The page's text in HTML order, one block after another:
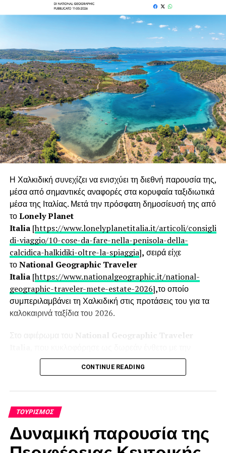
οικονομική σταθερότητα.
Η αύξηση του τουρισμού στην Ελλάδα αποτελεί ένα θετικό
φαινόμενο με ευρείες επιδράσεις. Η χώρα αναδεικνύεται
ως ένας προορισμός που συνδυάζει την παράδοση με την
σύγχρονη προσέγγιση, προσφέροντας μια ολοκληρωμένη
εμπειρία στους επισκέπτες της. Με περαιτέρω
προσπάθειες για τη διατήρηση της οικολογικής
ισορροπίας και την προώθηση της πολυμορφίας, η
Ελλάδα διαμορφώνει ένα μέλλον όπου ο τουρισμός
αποτελεί κινητήριο δύναμη για την οικονομική ανάπτυξη
και την κοινωνική ευημερία.
Από την ομάδα του BusinessWoman
RELATED TOPICS:
UP NEXT
Κρουαζιέρες στην Ελλάδα: Ένα Μαγικό Ταξίδι στα
Ελληνικά Νησιά
Η Χαλκιδική συνεχίζει να ενισχύει τη διεθνή παρουσία της,
μέσα από σημαντικές αναφορές στα κορυφαία ταξιδιωτικά
μέσα της Ιταλίας. Μετά την πρόσφατη δημοσίευσή της από
τοLonely Planet
Italia [https://www.lonelyplanetitalia.it/articoli/consigli-
di-viaggio/10-cose-da-fare-nella-penisola-della-
calcidica-halkidiki-oltre-la-spiaggia], σειρά είχε
τοNational Geographic Traveler
Italia [https://www.nationalgeographic.it/national-
geographic-traveler-mete-estate-2026],το οποίο
συμπεριλαμβάνει τη Χαλκιδική στις προτάσεις του για τα
καλοκαιρινά ταξίδια του 2026.
Στο αφιέρωμα του National Geographic Traveler
κορυφαία ιταλική εφημερίδαLa Repubblica, η Χαλκιδική
βρίσκεται ανάμεσα στους προτεινόμενους προορισμούς,
μοναδική φυσική ομορφιά της περιοχής. Το αφιέρωμα
εξασφαλίζει σημαντική προβολή σε ένα ευρύ ιταλικό κοινό
με υψηλό ταξιδιωτικό ενδιαφέρον.
CONTINUE READING
ΤΟΥΡΙΣΜΌΣ
Δυναμική παρουσία της